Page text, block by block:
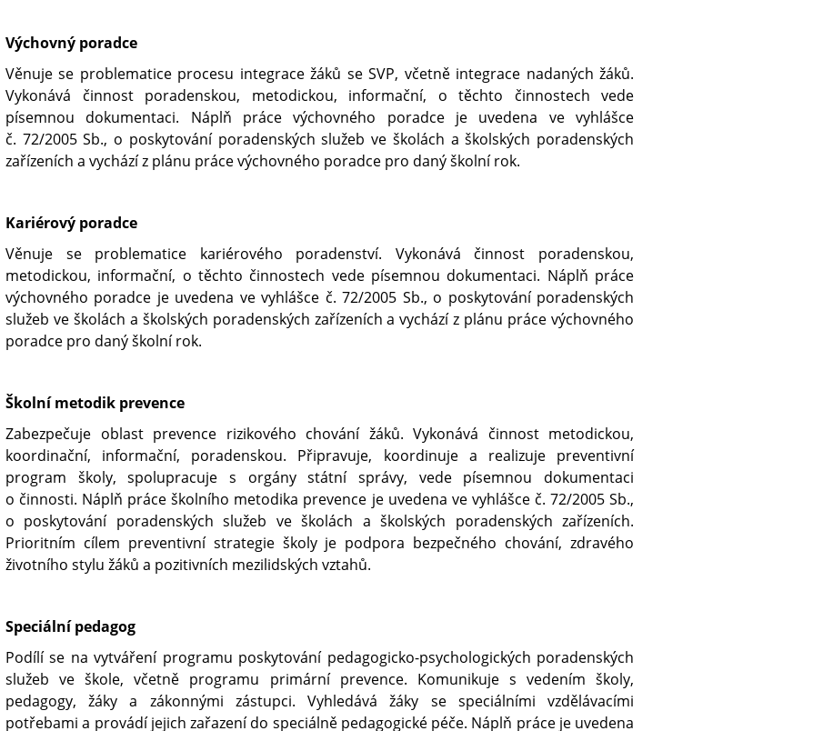
Výchovný poradce
Věnuje se problematice procesu integrace žáků se SVP, včetně integrace nadaných žáků.
Vykonává činnost poradenskou, metodickou, informační, o těchto činnostech vede
písemnou dokumentaci. Náplň práce výchovného poradce je uvedena ve vyhlášce
č. 72/2005 Sb., o poskytování poradenských služeb ve školách a školských poradenských
zařízeních a vychází z plánu práce výchovného poradce pro daný školní rok.
Kariérový poradce
Věnuje se problematice kariérového poradenství. Vykonává činnost poradenskou,
metodickou, informační, o těchto činnostech vede písemnou dokumentaci. Náplň práce
výchovného poradce je uvedena ve vyhlášce č. 72/2005 Sb., o poskytování poradenských
služeb ve školách a školských poradenských zařízeních a vychází z plánu práce výchovného
poradce pro daný školní rok.
Školní metodik prevence
Zabezpečuje oblast prevence rizikového chování žáků. Vykonává činnost metodickou,
koordinační, informační, poradenskou. Připravuje, koordinuje a realizuje preventivní
program školy, spolupracuje s orgány státní správy, vede písemnou dokumentaci
o činnosti. Náplň práce školního metodika prevence je uvedena ve vyhlášce č. 72/2005 Sb.,
o poskytování poradenských služeb ve školách a školských poradenských zařízeních.
Prioritním cílem preventivní strategie školy je podpora bezpečného chování, zdravého
životního stylu žáků a pozitivních mezilidských vztahů.
Speciální pedagog
Podílí se na vytváření programu poskytování pedagogicko-psychologických poradenských
služeb ve škole, včetně programu primární prevence. Komunikuje s vedením školy,
pedagogy, žáky a zákonnými zástupci. Vyhledává žáky se speciálními vzdělávacími
potřebami a provádí jejich zařazení do speciálně pedagogické péče. Náplň práce je uvedena